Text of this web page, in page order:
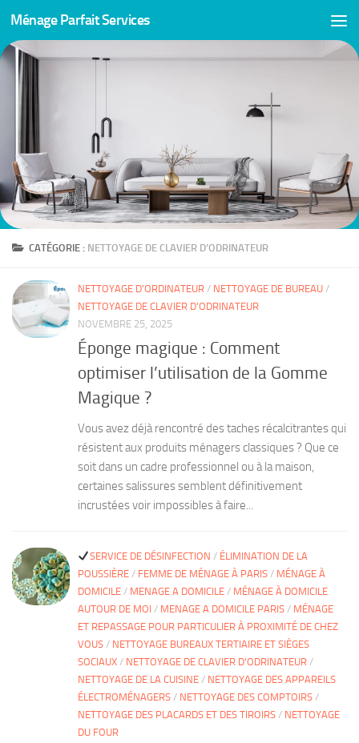
Skip to content
Ménage Parfait Services
CATÉGORIE : NETTOYAGE DE CLAVIER D’ODRINATEUR
NETTOYAGE D'ORDINATEUR / NETTOYAGE DE BUREAU /
NETTOYAGE DE CLAVIER D'ODRINATEUR
NOVEMBRE 25, 2025
Éponge magique : Comment
optimiser l’utilisation de la Gomme
Magique ?
Vous avez déjà rencontré des taches récalcitrantes qui
résistent aux produits ménagers classiques ? Que ce
soit dans un cadre professionnel ou à la maison,
certaines salissures semblent définitivement
incrustées voir impossibles à faire...
SERVICE DE DÉSINFECTION / ÉLIMINATION DE LA
POUSSIÈRE / FEMME DE MÉNAGE À PARIS / MÉNAGE À
DOMICILE / MENAGE A DOMICILE / MÉNAGE À DOMICILE
AUTOUR DE MOI / MENAGE A DOMICILE PARIS / MÉNAGE
ET REPASSAGE POUR PARTICULIER À PROXIMITÉ DE CHEZ
VOUS / NETTOYAGE BUREAUX TERTIAIRE ET SIÈGES
SOCIAUX / NETTOYAGE DE CLAVIER D'ODRINATEUR /
NETTOYAGE DE LA CUISINE / NETTOYAGE DES APPAREILS
ÉLECTROMÉNAGERS / NETTOYAGE DES COMPTOIRS /
NETTOYAGE DES PLACARDS ET DES TIROIRS / NETTOYAGE
DU FOUR